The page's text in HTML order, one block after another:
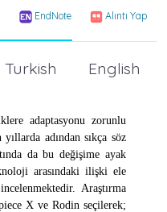
EndNote Alıntı Yap
English
Turkish
adaptasyonu zorunlu
adından sıkça söz
da bu değişime ayak
arasındaki ilişki ele
Araştırma
X ve Rodin seçilerek;